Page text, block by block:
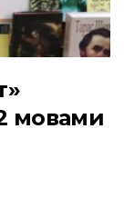
мовами